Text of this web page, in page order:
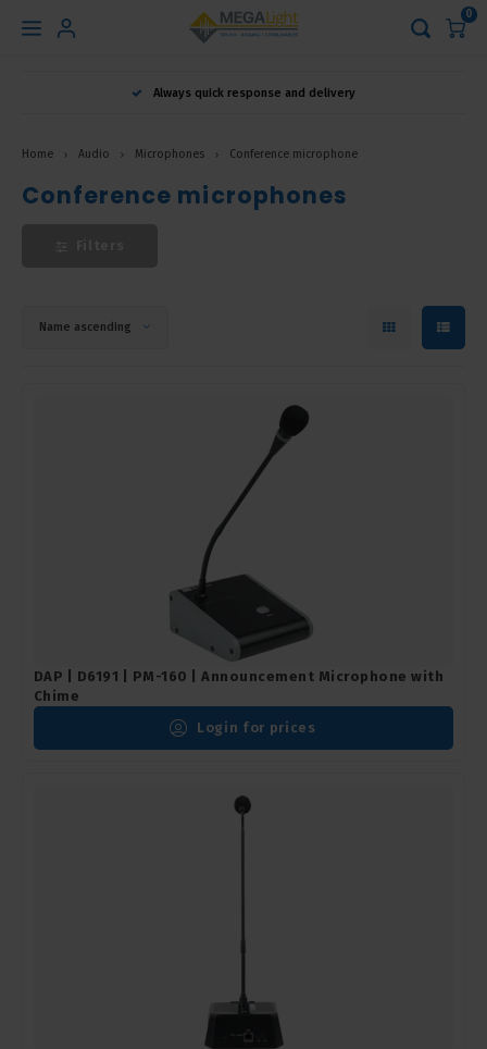
Hoofdmenu
Nederlands
Français
0
Always quick response and delivery
Home Audio Microphones Conference microphone
Conference microphones
Name ascending
DAP | D6191 | PM-160 | Announcement Microphone with
Chime
Login for prices